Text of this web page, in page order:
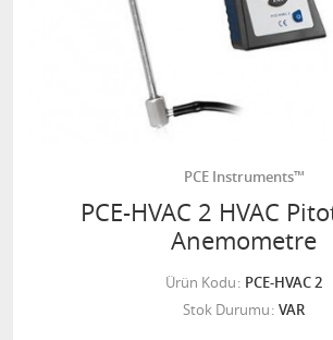
PCE Instruments™
PCE-HVAC 2 HVAC
Anemometre
Ürün Kodu PCE-HVAC 2
Stok Durumu VAR